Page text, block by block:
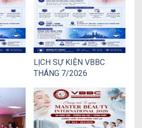
LỊCH SỰ KIỆN VBBC
THÁNG 7/2026